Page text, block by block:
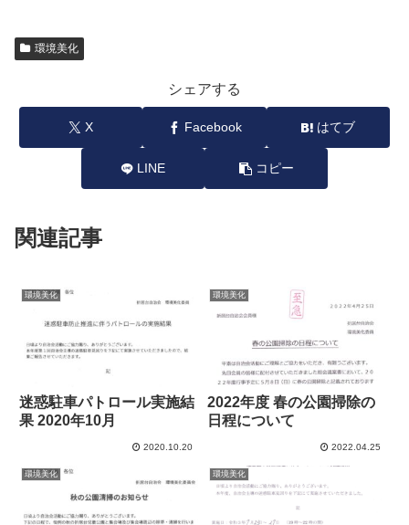
環境美化
シェアする
X Facebook はてブ
LINE コピー
関連記事
環境美化
迷惑駐車パトロール実施結
果 2020年10月
2020.10.20
環境美化
2022年度 春の公園掃除の
日程について
2022.04.25
環境美化 環境美化